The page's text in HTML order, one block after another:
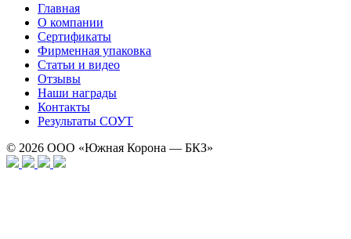
Главная
О компании
Сертификаты
Фирменная упаковка
Статьи и видео
Отзывы
Наши награды
Контакты
Результаты СОУТ
© 2026 ООО «Южная Корона — БКЗ»